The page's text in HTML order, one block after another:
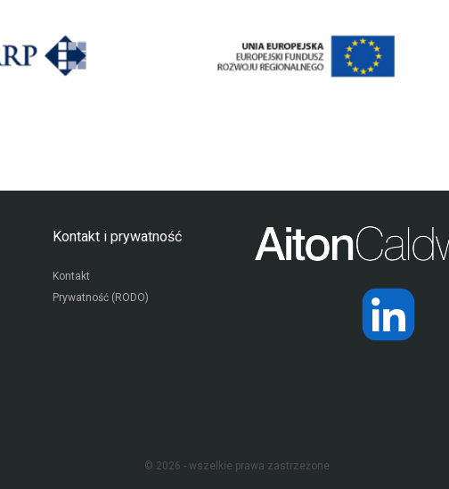
Kontakt i prywatność
Kontakt
Prywatność (RODO)
© 2026 - wszelkie prawa zastrzeżone